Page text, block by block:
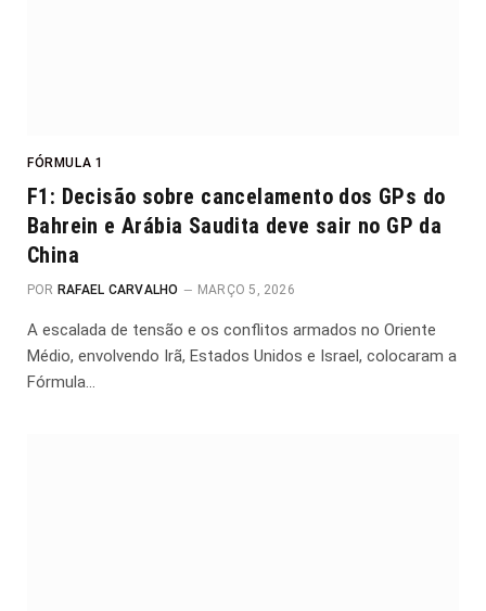
FÓRMULA 1
F1: Decisão sobre cancelamento dos GPs do
Bahrein e Arábia Saudita deve sair no GP da
China
POR RAFAEL CARVALHO MARÇO 5, 2026
A escalada de tensão e os conflitos armados no Oriente
Médio, envolvendo Irã, Estados Unidos e Israel, colocaram a
Fórmula…